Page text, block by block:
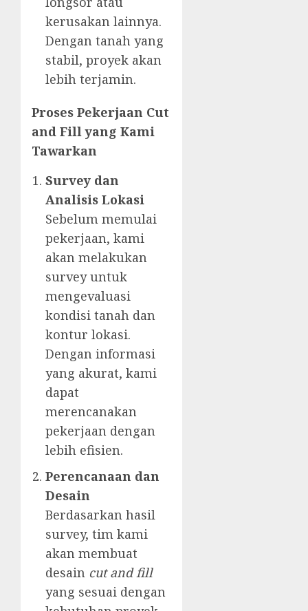
kerusakan lainnya.
Dengan tanah yang
stabil, proyek akan
lebih terjamin.
Proses Pekerjaan Cut
and Fill yang Kami
Tawarkan
Survey dan
Analisis Lokasi
Sebelum memulai
pekerjaan, kami
akan melakukan
survey untuk
mengevaluasi
kondisi tanah dan
kontur lokasi.
Dengan informasi
yang akurat, kami
dapat
merencanakan
pekerjaan dengan
lebih efisien.
Perencanaan dan
Desain
Berdasarkan hasil
survey, tim kami
akan membuat
desain cut and fill
yang sesuai dengan